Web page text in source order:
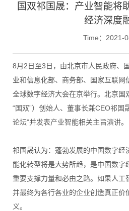
国双祁国晟：产业智能将
经济深度
Time：2021-
8月2日至3日，由北京市人民政府、
业和信息化部、商务部、国家互联网
全球数字经济大会在京举行。北京国
“国双”）创始人、董事长兼CEO祁国
论坛”并发表产业智能相关主旨演讲。
祁国晟认为：蓬勃发展的中国数字经
能化转型将是大势所趋，是中国数字
重要支撑力量和必由之路。如果人工
并最终为各行各业的企业创造真正价
义。